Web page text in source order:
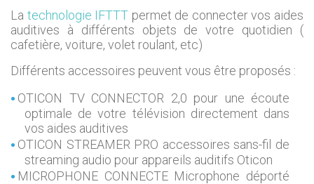
La technologie IFTTT permet de connecter vos aides
auditives à différents objets de votre quotidien (
cafetière, voiture, volet roulant, etc)
Différents accessoires peuvent vous être proposés :
OTICON TV CONNECTOR 2,0 pour une écoute
optimale de votre télévision directement dans
vos aides auditives
OTICON STREAMER PRO accessoires sans-fil de
streaming audio pour appareils auditifs Oticon
MICROPHONE CONNECTE Microphone déporté